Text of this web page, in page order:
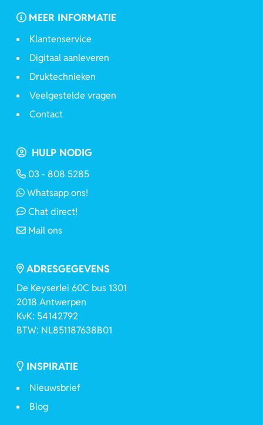
MEER INFORMATIE
Klantenservice
Digitaal aanleveren
Druktechnieken
Veelgestelde vragen
Contact
HULP NODIG
03 - 808 5285
Whatsapp ons!
Chat direct!
Mail ons
ADRESGEGEVENS
De Keyserlei 60C bus 1301
2018 Antwerpen
KvK: 54142792
BTW: NL851187638B01
INSPIRATIE
Nieuwsbrief
Blog